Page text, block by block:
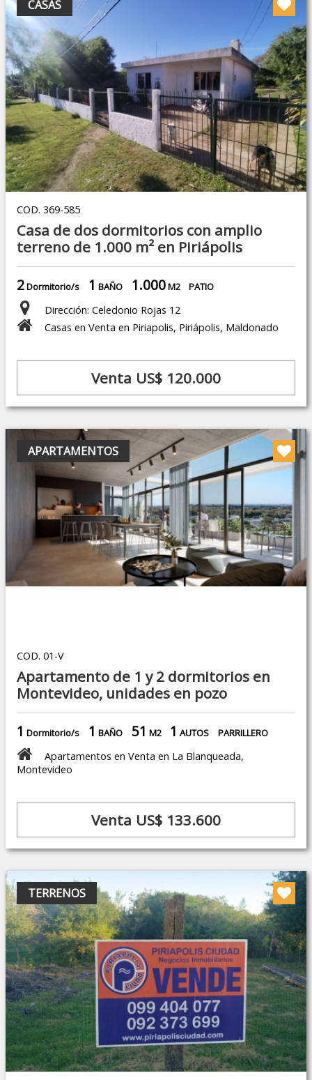
CASAS
COD. 369-585
Casa de dos dormitorios con amplio
terreno de 1.000 m² en Piriápolis
2Dormitorio/s 1 BAÑO 1.000M2 PATIO
Dirección: Celedonio Rojas 12
Casas en Venta en Piriapolis, Piriápolis, Maldonado
Venta US$ 120.000
APARTAMENTOS
COD. 01-V
Apartamento de 1 y 2 dormitorios en
Montevideo, unidades en pozo
1 Dormitorio/s 1 BAÑO 51 M2 1 AUTOS PARRILLERO
Apartamentos en Venta en La Blanqueada,
Montevideo
Venta US$ 133.600
TERRENOS